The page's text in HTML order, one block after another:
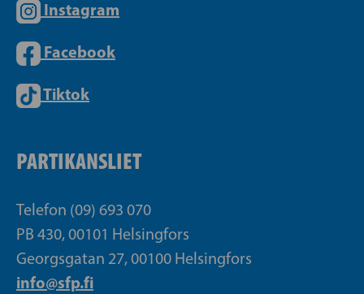
Instagram
Facebook
Tiktok
PARTIKANSLIET
Telefon (09) 693 070
PB 430, 00101 Helsingfors
Georgsgatan 27, 00100 Helsingfors
info@sfp.fi